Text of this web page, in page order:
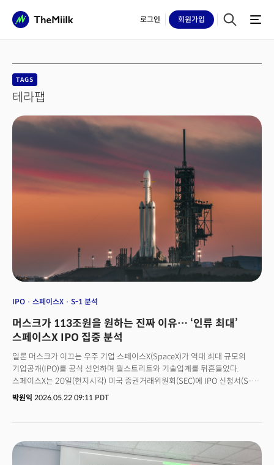
로그인 회원가입
TAGS
테라팹
IPO 스페이스X S-1 분석
머스크가 113조원을 원하는 진짜 이유… ‘인류 최대’
스페이스X IPO 집중 분석
일론 머스크가 이끄는 우주 기업 스페이스X(SpaceX)가 역대 최대 규모의
기업공개(IPO)를 공식 선언하며 월스트리트와 기술업계를 뒤흔들었다.
스페이스X는 20일(현지시각) 미국 증권거래위원회(SEC)에 IPO 신청서(S-1)
를 제출했다. 2002년 설립 이래 한 번도 외부에 공개되지 않았던 스페이스X의
박원익 2026.05.22 09:11 PDT